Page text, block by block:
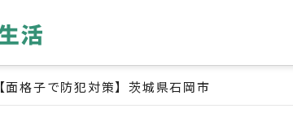
【面格子で防犯対策】茨城県石岡市